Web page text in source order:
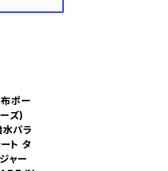
ポー
ズ)
水パラ
ト タ
ャー